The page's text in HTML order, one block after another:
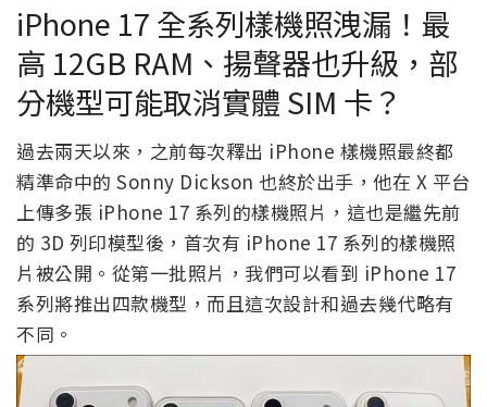
iPhone 17 全系列樣機照洩漏！最
高 12GB RAM、揚聲器也升級，部
分機型可能取消實體 SIM 卡？
過去兩天以來，之前每次釋出 iPhone 樣機照最終都
精準命中的 Sonny Dickson 也終於出手，他在 X 平台
上傳多張 iPhone 17 系列的樣機照片，這也是繼先前
的 3D 列印模型後，首次有 iPhone 17 系列的樣機照
片被公開。從第一批照片，我們可以看到 iPhone 17
系列將推出四款機型，而且這次設計和過去幾代略有
不同。